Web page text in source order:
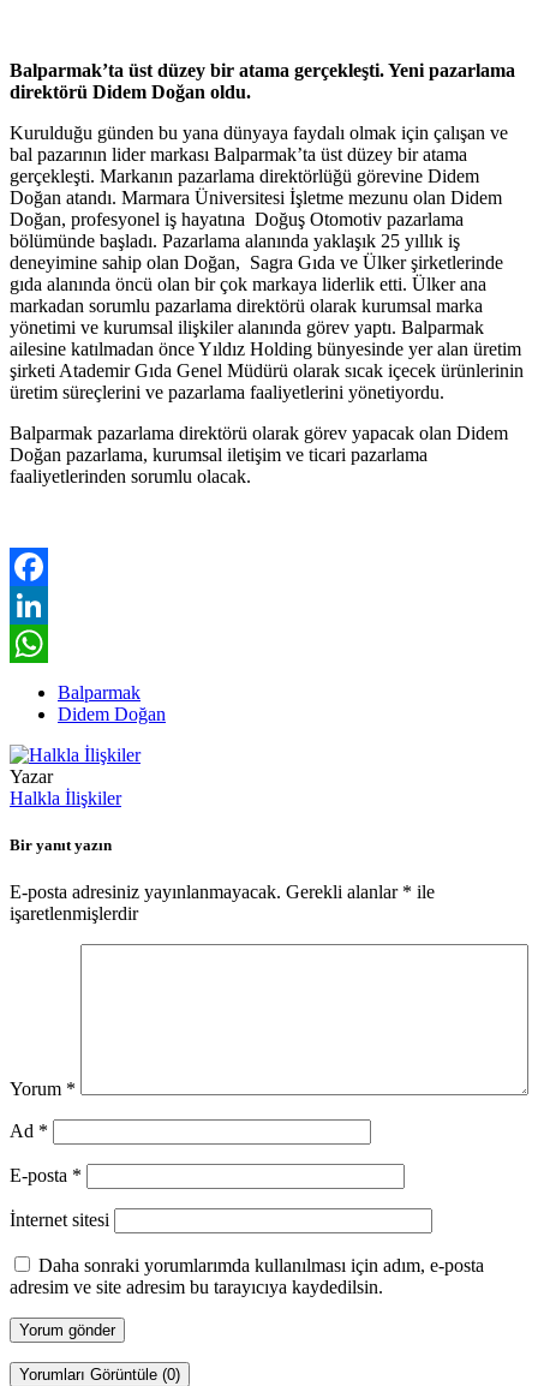
Balparmak’ta üst düzey bir atama gerçekleşti. Yeni pazarlama
direktörü Didem Doğan oldu.
Kurulduğu günden bu yana dünyaya faydalı olmak için çalışan ve
bal pazarının lider markası Balparmak’ta üst düzey bir atama
gerçekleşti. Markanın pazarlama direktörlüğü görevine Didem
Doğan atandı. Marmara Üniversitesi İşletme mezunu olan Didem
Doğan, profesyonel iş hayatına Doğuş Otomotiv pazarlama
bölümünde başladı. Pazarlama alanında yaklaşık 25 yıllık iş
deneyimine sahip olan Doğan, Sagra Gıda ve Ülker şirketlerinde
gıda alanında öncü olan bir çok markaya liderlik etti. Ülker ana
markadan sorumlu pazarlama direktörü olarak kurumsal marka
yönetimi ve kurumsal ilişkiler alanında görev yaptı. Balparmak
ailesine katılmadan önce Yıldız Holding bünyesinde yer alan üretim
şirketi Atademir Gıda Genel Müdürü olarak sıcak içecek ürünlerinin
üretim süreçlerini ve pazarlama faaliyetlerini yönetiyordu.
Balparmak pazarlama direktörü olarak görev yapacak olan Didem
Doğan pazarlama, kurumsal iletişim ve ticari pazarlama
faaliyetlerinden sorumlu olacak.
Facebook
LinkedIn
WhatsApp
Balparmak
Didem Doğan
Yazar
Halkla İlişkiler
Bir yanıt yazın
E-posta adresiniz yayınlanmayacak. Gerekli alanlar * ile
işaretlenmişlerdir
Yorum *
Ad *
E-posta *
İnternet sitesi
Daha sonraki yorumlarımda kullanılması için adım, e-posta
adresim ve site adresim bu tarayıcıya kaydedilsin.
Yorumları Görüntüle (0)